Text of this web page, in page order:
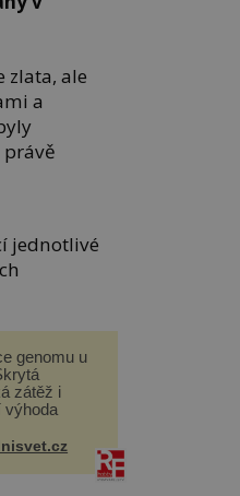
zlata, ale
a
jednotlivé
genomu u
zátěž i
výhoda